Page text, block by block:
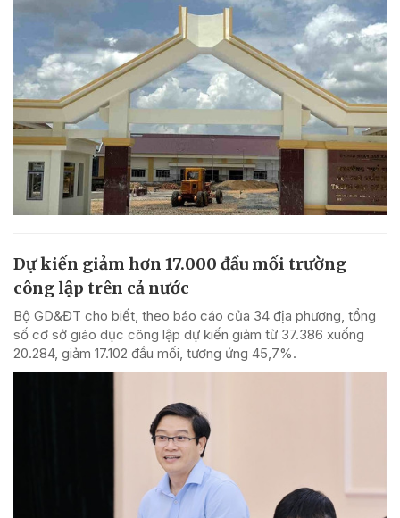
Dự kiến giảm hơn 17.000 đầu mối trường
công lập trên cả nước
Bộ GD&ĐT cho biết, theo báo cáo của 34 địa phương, tổng
số cơ sở giáo dục công lập dự kiến giảm từ 37.386 xuống
20.284, giảm 17.102 đầu mối, tương ứng 45,7%.